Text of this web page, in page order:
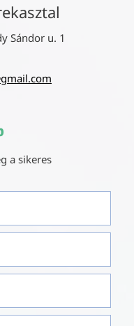
Sándor u. 1
a sikeres